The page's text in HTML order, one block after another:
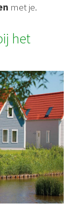
met je.
het